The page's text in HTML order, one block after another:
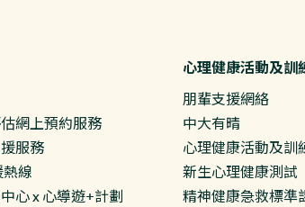
網上預約服務
服務
線
心 x 心導遊+計劃
心理健康活動及訓
朋輩支援網絡
中大有晴
心理健康活動及訓
新生心理健康測試
精神健康急救標準